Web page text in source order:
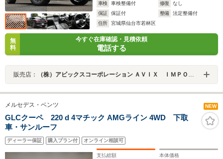
車検
車検整備付 修復
なし
保証
保証付 整備
法定整備付
住所
宮城県仙台市若林区
無
料
今すぐ在庫確認・見積依頼
電話する
販売店： （株）アビックスコーポレーション ＡＶＩＸ ＩＭＰＯＲＴ 仙台東インター店
メルセデス・ベンツ NEW
GLCクーペ 220 d 4マチック AMGライン 4WD 下取
車・サンルーフ
ディーラー保証 購入プラン付 オンライン相談可
支払総額 本体価格